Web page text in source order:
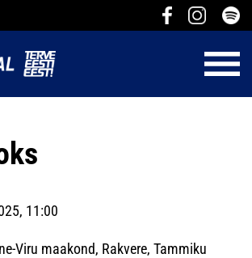
11:00
Viru maakond, Rakvere, Tammiku